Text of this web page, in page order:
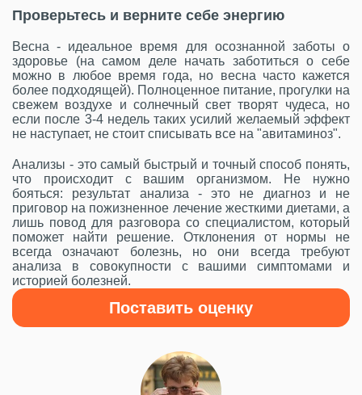
Проверьтесь и верните себе энергию
Весна - идеальное время для осознанной заботы о
здоровье (на самом деле начать заботиться о себе
можно в любое время года, но весна часто кажется
более подходящей). Полноценное питание, прогулки на
свежем воздухе и солнечный свет творят чудеса, но
если после 3-4 недель таких усилий желаемый эффект
не наступает, не стоит списывать все на "авитаминоз".
Анализы - это самый быстрый и точный способ понять,
что происходит с вашим организмом. Не нужно
бояться: результат анализа - это не диагноз и не
приговор на пожизненное лечение жесткими диетами, а
лишь повод для разговора со специалистом, который
поможет найти решение. Отклонения от нормы не
всегда означают болезнь, но они всегда требуют
анализа в совокупности с вашими симптомами и
историей болезней.
Поставить оценку